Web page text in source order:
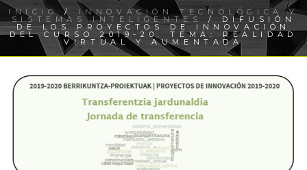
INICIO / INNOVACIÓN TECNOLÓGICA Y
SISTEMAS INTELIGENTES / DIFUSIÓN
DE LOS PROYECTOS DE INNOVACIÓN
DEL CURSO 2019-20. TEMA: REALIDAD
VIRTUAL Y AUMENTADA